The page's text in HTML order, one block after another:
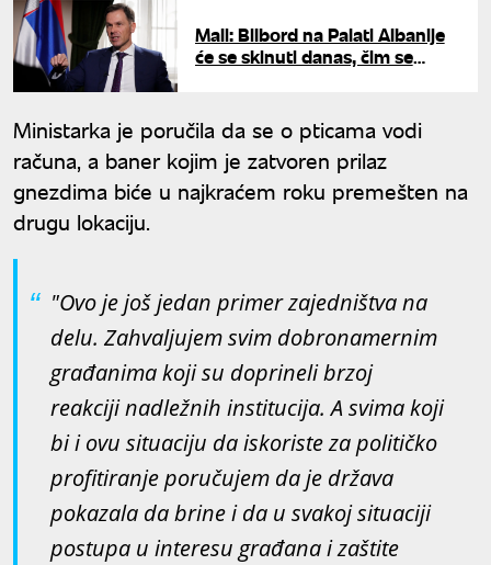
Mali: Bilbord na Palati Albanije
će se skinuti danas, čim se
Ministarka je poručila da se o pticama vodi
računa, a baner kojim je zatvoren prilaz
gnezdima biće u najkraćem roku premešten na
drugu lokaciju.
"Ovo je još jedan primer zajedništva na
delu. Zahvaljujem svim dobronamernim
građanima koji su doprineli brzoj
reakciji nadležnih institucija. A svima koji
bi i ovu situaciju da iskoriste za političko
profitiranje poručujem da je država
pokazala da brine i da u svakoj situaciji
postupa u interesu građana i zaštite